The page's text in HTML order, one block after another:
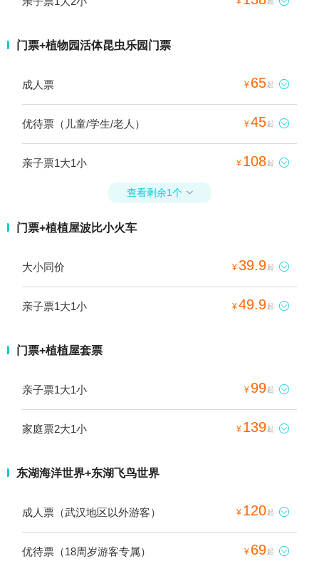
门票+植物园活体昆虫乐园门票
成人票 ¥ 65起 
优待票（儿童/学生/老人） ¥45起 
亲子票1大1小 ¥ 108起 
查看剩余1个 
门票+植植屋波比小火车
大小同价 ¥39.9起 
亲子票1大1小 ¥49.9起 
门票+植植屋套票
亲子票1大1小 ¥ 99起 
家庭票2大1小 ¥ 139起 
东湖海洋世界+东湖飞鸟世界
成人票（武汉地区以外游客） ¥ 120起 
优待票（18周岁游客专属） ¥ 69起 